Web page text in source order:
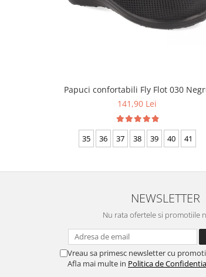
Papuci confortabili Fly Flot 030
141,90 Lei
35 36 37 38 39 40 41
NEWSLETTER
Nu rata ofertele si promotiile
Vreau sa primesc newsletter cu
Afla mai multe in Politica de